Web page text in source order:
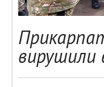
вирушили